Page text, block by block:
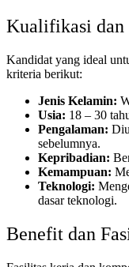
Kualifikasi dan
Kandidat yang ideal
kriteria berikut:
Jenis Kelamin:
Usia: 18 – 30
Pengalaman:
sebelumnya.
Kepribadian:
Kemampuan:
Teknologi:
dasar teknologi.
Benefit dan